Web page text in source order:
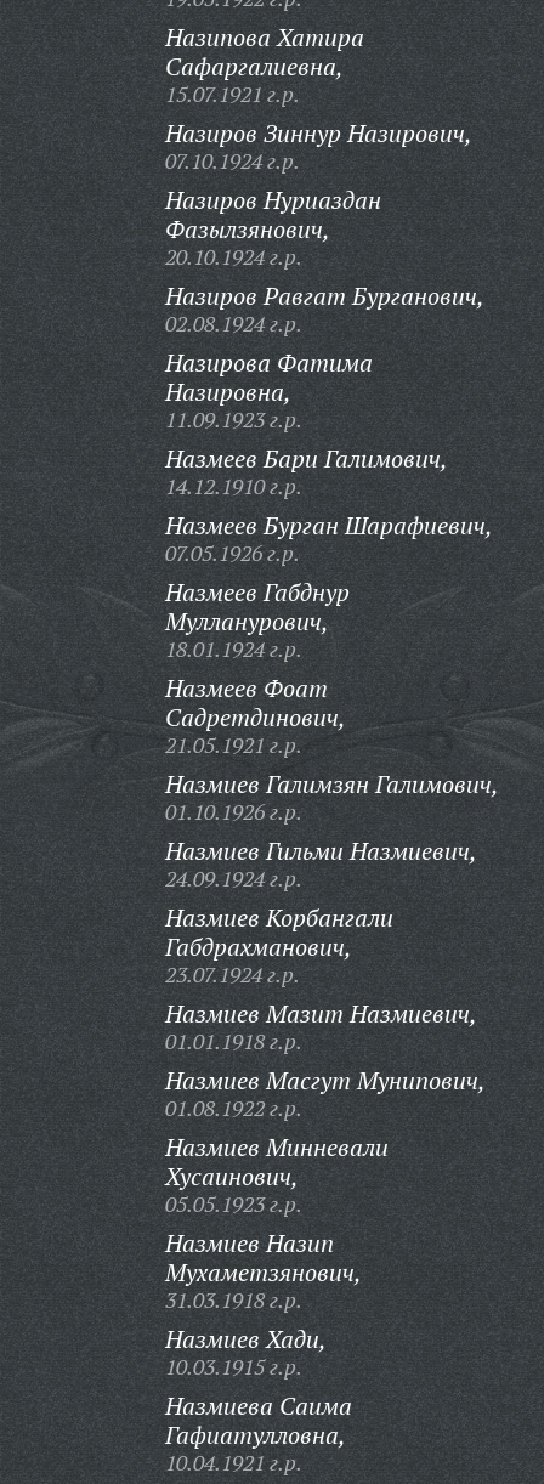
Назипова Хатира
Сафаргалиевна,
15.07.1921 г.р.
Назиров Зиннур Назирович,
07.10.1924 г.р.
Назиров Нуриаздан
Фазылзянович,
20.10.1924 г.р.
Назиров Равгат Бурганович,
02.08.1924 г.р.
Назирова Фатима
Назировна,
11.09.1923 г.р.
Назмеев Бари Галимович,
14.12.1910 г.р.
Назмеев Бурган Шарафиевич,
07.05.1926 г.р.
Назмеев Габднур
Мулланурович,
18.01.1924 г.р.
Назмеев Фоат
Садретдинович,
21.05.1921 г.р.
Назмиев Галимзян Галимович,
01.10.1926 г.р.
Назмиев Гильми Назмиевич,
24.09.1924 г.р.
Назмиев Корбангали
Габдрахманович,
23.07.1924 г.р.
Назмиев Мазит Назмиевич,
01.01.1918 г.р.
Назмиев Масгут Мунипович,
01.08.1922 г.р.
Назмиев Минневали
Хусаинович,
05.05.1923 г.р.
Назмиев Назип
Мухаметзянович,
31.03.1918 г.р.
Назмиев Хади,
10.03.1915 г.р.
Назмиева Саима
Гафиатулловна,
10.04.1921 г.р.